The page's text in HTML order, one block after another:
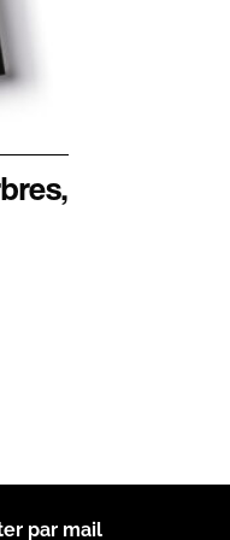
par mail